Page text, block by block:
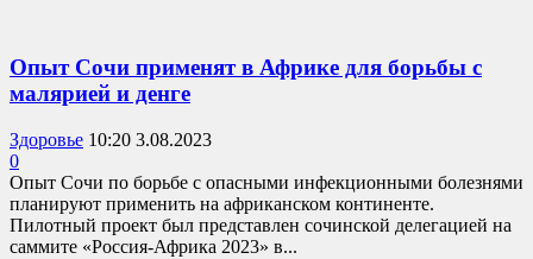
Опыт Сочи применят в Африке для борьбы с
малярией и денге
Здоровье 10:20 3.08.2023
0
Опыт Сочи по борьбе с опасными инфекционными болезнями
планируют применить на африканском континенте.
Пилотный проект был представлен сочинской делегацией на
саммите «Россия-Африка 2023» в...